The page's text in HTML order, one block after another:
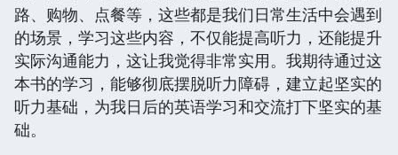
路、购物、点餐等，这些都是我们日常生活中会遇到
的场景，学习这些内容，不仅能提高听力，还能提升
实际沟通能力，这让我觉得非常实用。我期待通过这
本书的学习，能够彻底摆脱听力障碍，建立起坚实的
听力基础，为我日后的英语学习和交流打下坚实的基
础。